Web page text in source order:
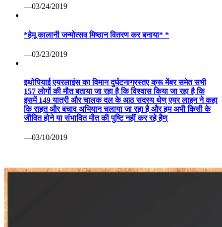
—03/24/2019
*हेमू कालानी जन्मोत्सव मिष्ठान वितरण कर बनाया* *
—03/23/2019
इथोपियाई एयरलाइंस का विमान दुर्घटनाग्रस्तए क्रू मेंबर समेत सभी
157 लोगों की मौत बताया जा रहा है कि विश्वास किया जा रहा है कि
इसमें 149 यात्री और चालक दल के आठ सदस्य थेण् एयर लाइन ने कहा
कि राहत और बचाव अभियान चलाया जा रहा है और हम अभी किसी के
जीवित होने या संभावित मौत की पुष्टि नहीं कर रहे हैण्
—03/10/2019